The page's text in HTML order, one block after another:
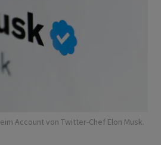
Account von Twitter-Chef Elon Musk.